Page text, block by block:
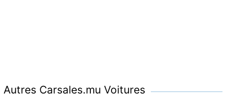
Autres Carsales.mu Voitures